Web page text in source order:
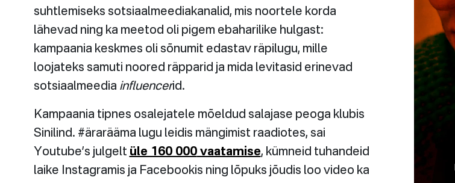
suhtlemiseks sotsiaalmeediakanalid, mis noortele korda
lähevad ning ka meetod oli pigem ebaharilike hulgast:
kampaania keskmes oli sõnumit edastav räpilugu, mille
loojateks samuti noored räpparid ja mida levitasid erinevad
sotsiaalmeedia influencerid.
Kampaania tipnes osalejatele mõeldud salajase peoga klubis
Sinilind. #ärarääma lugu leidis mängimist raadiotes, sai
Youtube’s julgelt üle 160 000vaatamise, kümneid tuhandeid
laike Instagramis ja Facebookis ning lõpuks jõudis loo video ka